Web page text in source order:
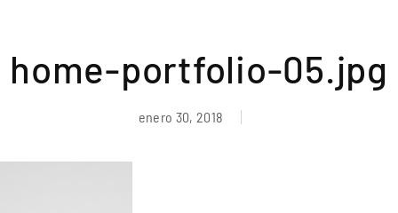
home-portfolio-05.jpg
enero 30, 2018